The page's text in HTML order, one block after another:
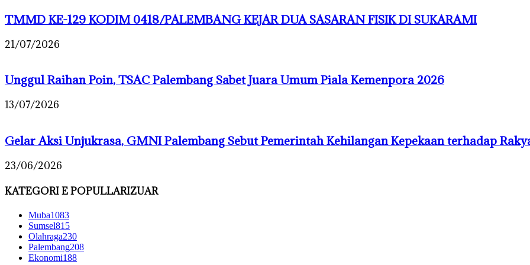
TMMD KE-129 KODIM 0418/PALEMBANG KEJAR DUA SASARAN FISIK DI SUKARAMI
21/07/2026
Unggul Raihan Poin, TSAC Palembang Sabet Juara Umum Piala Kemenpora 2026
13/07/2026
Gelar Aksi Unjukrasa, GMNI Palembang Sebut Pemerintah Kehilangan Kepekaan terhadap
23/06/2026
KATEGORI E POPULLARIZUAR
Muba1083
Sumsel815
Olahraga230
Palembang208
Ekonomi188